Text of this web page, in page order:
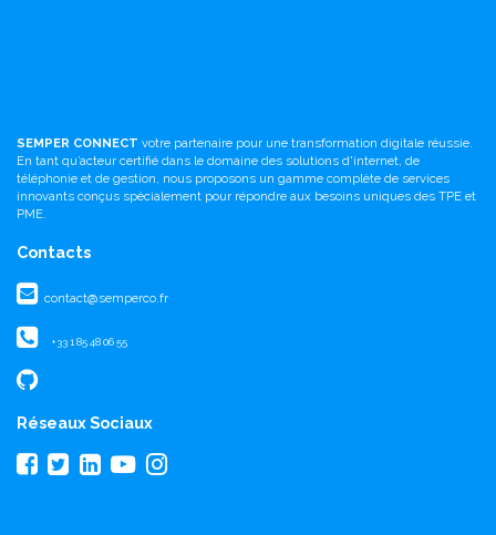
SEMPER CONNECT votre partenaire pour une transformation digitale réussie.
En tant qu’acteur certifié dans le domaine des solutions d'internet, de
téléphonie et de gestion, nous proposons un gamme complète de services
innovants conçus spécialement pour répondre aux besoins uniques des TPE et
PME.
Contacts
contact@semperco.fr
+33 1 85 48 06 55
Réseaux Sociaux